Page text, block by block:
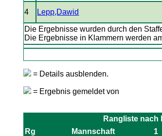
4 Lepp,Dawid
Die Ergebnisse wurden durch den
Die Ergebnisse in Klammern werden
= Details ausblenden.
= Ergebnis gemeldet von
Rangliste nach
Rg
Mannschaft 1